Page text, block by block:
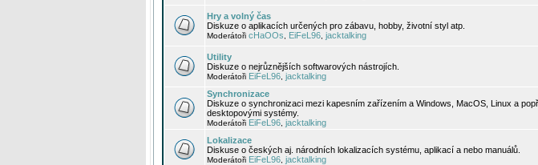
Hry a volný čas
Diskuze o aplikacích určených pro zábavu, hobby, životní styl atp.
Moderátoři cHaOOs EiFeL96 jacktalking
Utility
Diskuze o nejrůznějších softwarových nástrojích.
Moderátoři EiFeL96 jacktalking
Synchronizace
Diskuze o synchronizaci mezi kapesním zařízením a Windows, MacOS, Linux a
desktopovými systémy.
Moderátoři EiFeL96 jacktalking
Lokalizace
Diskuse o českých aj. národních lokalizacích systému, aplikací a nebo manuálů.
Moderátoři EiFeL96 jacktalking